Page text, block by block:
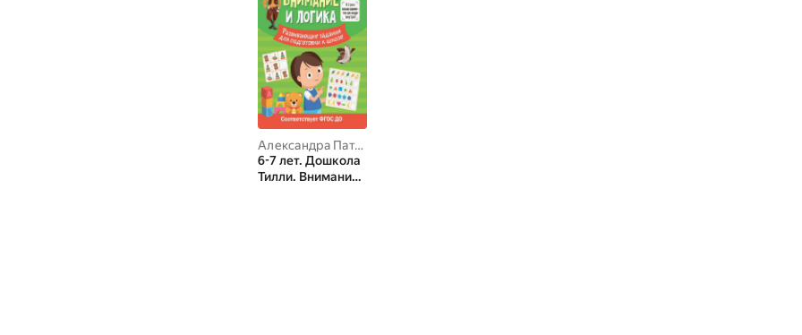
Александра Патлань
6-7 лет. Дошкола
Тилли. Внимание